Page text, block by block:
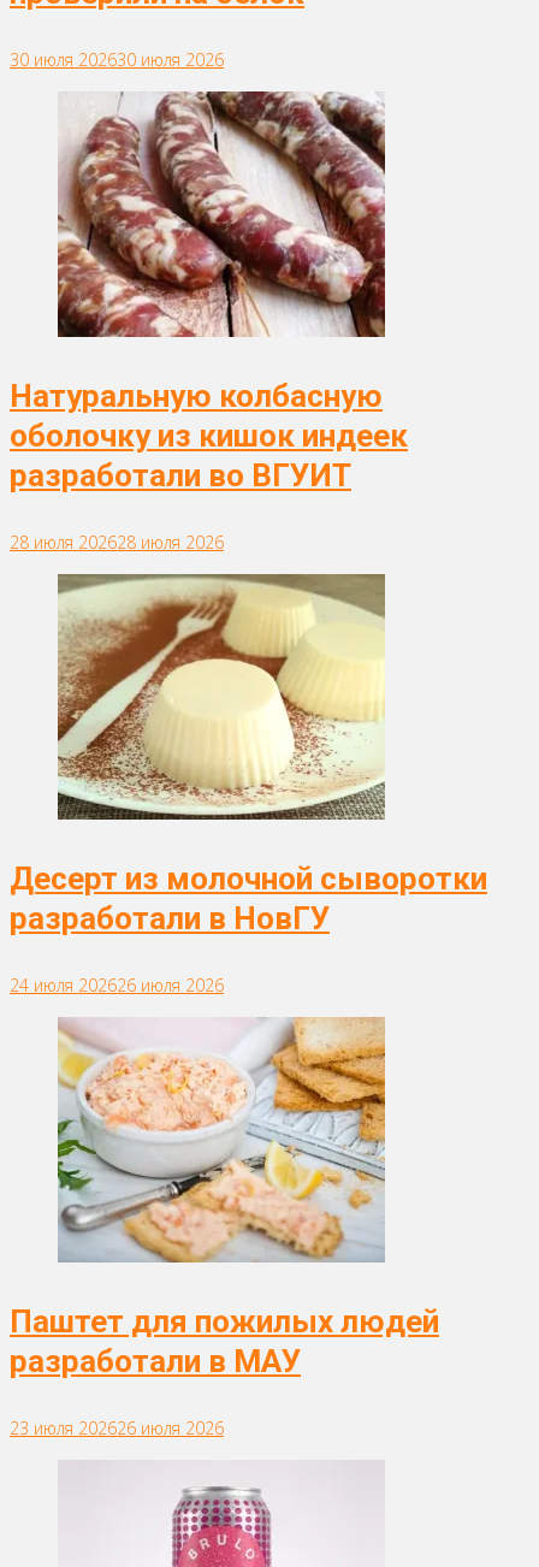
30 июля 202630 июля 2026
Натуральную колбасную
оболочку из кишок индеек
разработали во ВГУИТ
28 июля 202628 июля 2026
Десерт из молочной сыворотки
разработали в НовГУ
24 июля 202626 июля 2026
Паштет для пожилых людей
разработали в МАУ
23 июля 202626 июля 2026